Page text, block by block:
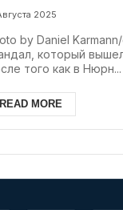
2025
by Daniel
который
того как в Нюрн...
READ MORE